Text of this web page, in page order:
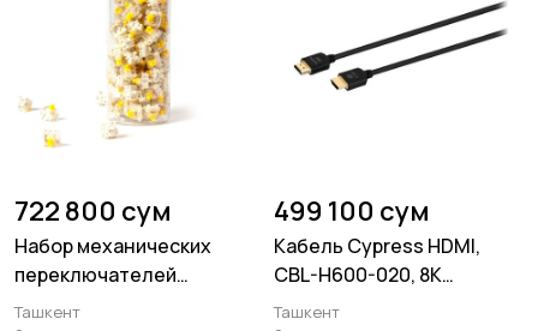
722 800 сум
Набор механических
переключателей
Keychron Gateron Silent,
Ташкент
499 100 сум
Кабель Cypress HDMI,
CBL-H600-020, 8K
certified, 2M, 30AWG
Ташкент